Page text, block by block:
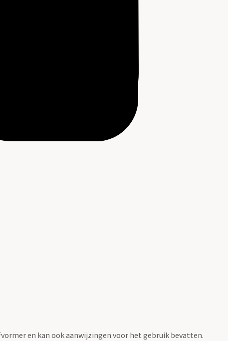
en kan ook aanwijzingen voor het gebruik bevatten.